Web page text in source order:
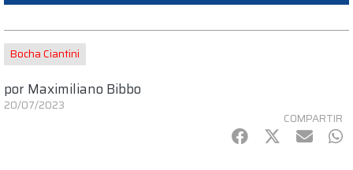
Bocha Ciantini
por Maximiliano Bibbo
20/07/2023
COMPARTIR
Facebook
Twitter
mail